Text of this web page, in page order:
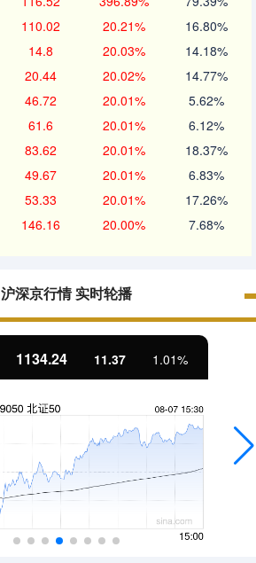
110.02 20.21% 16.80%
14.8 20.03% 14.18%
20.44 20.02% 14.77%
46.72 20.01% 5.62%
61.6 20.01% 6.12%
83.62 20.01% 18.37%
49.67 20.01% 6.83%
53.33 20.01% 17.26%
146.16 20.00% 7.68%
沪深京行情 实时轮播
1134.24 11.37 1.01%